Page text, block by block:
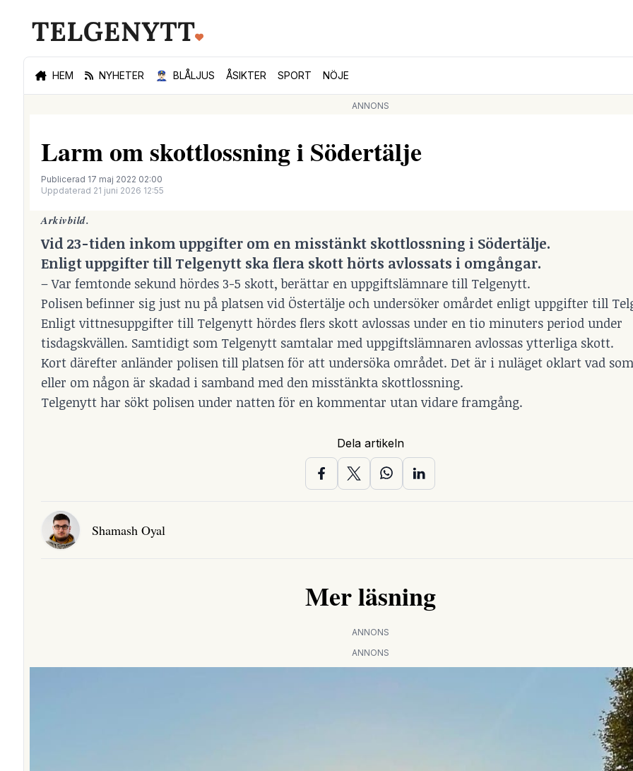
HEM NYHETER 👮🏻‍♂️ BLÅLJUS ÅSIKTER SPORT NÖJE
ANNONS
Larm om skottlossning i Södertälje
Publicerad 17 maj 2022 02:00
Uppdaterad 21 juni 2026 12:55
Arkivbild.
Vid 23-tiden inkom uppgifter om en misstänkt skottlossning i Södertälje.
Enligt uppgifter till Telgenytt ska flera skott hörts avlossats i omgångar.
– Var femtonde sekund hördes 3-5 skott, berättar en uppgiftslämnare till Telgenytt.
Polisen befinner sig just nu på platsen vid Östertälje och undersöker omårdet enligt uppgifter till
Enligt vittnesuppgifter till Telgenytt hördes flers skott avlossas under en tio minuters period under
tisdagskvällen. Samtidigt som Telgenytt samtalar med uppgiftslämnaren avlossas ytterliga skott.
Kort därefter anländer polisen till platsen för att undersöka området. Det är i nuläget oklart vad
eller om någon är skadad i samband med den misstänkta skottlossning.
Telgenytt har sökt polisen under natten för en kommentar utan vidare framgång.
Dela artikeln
Shamash Oyal
Mer läsning
ANNONS
ANNONS